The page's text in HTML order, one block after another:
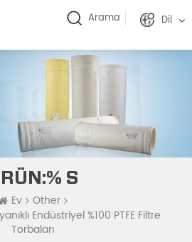
Arama Dil
S
Ev
Other
Endüstriyel %100 PTFE Filtre
Torbaları